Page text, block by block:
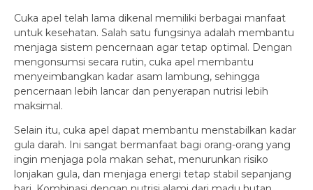
Cuka apel telah lama dikenal memiliki berbagai manfaat
untuk kesehatan. Salah satu fungsinya adalah membantu
menjaga sistem pencernaan agar tetap optimal. Dengan
mengonsumsi secara rutin, cuka apel membantu
menyeimbangkan kadar asam lambung, sehingga
pencernaan lebih lancar dan penyerapan nutrisi lebih
maksimal.
Selain itu, cuka apel dapat membantu menstabilkan kadar
gula darah. Ini sangat bermanfaat bagi orang-orang yang
ingin menjaga pola makan sehat, menurunkan risiko
lonjakan gula, dan menjaga energi tetap stabil sepanjang